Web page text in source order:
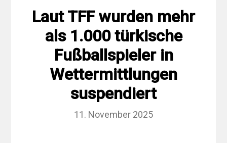
Laut TFF wurden mehr
als 1.000 türkische
Fußballspieler in
Wettermittlungen
suspendiert
11. November 2025